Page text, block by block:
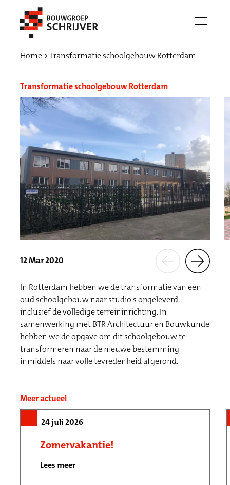
menu
Werken bij
Home Transformatie schoolgebouw Rotterdam
Transformatie schoolgebouw Rotterdam
12 Mar 2020
In Rotterdam hebben we de transformatie van een
oud schoolgebouw naar studio's opgeleverd,
inclusief de volledige terreininrichting. In
samenwerking met BTR Architectuur en Bouwkunde
hebben we de opgave om dit schoolgebouw te
transformeren naar de nieuwe bestemming
inmiddels naar volle tevredenheid afgerond.
Meer actueel
24 juli 2026
Zomervakantie!
Lees meer